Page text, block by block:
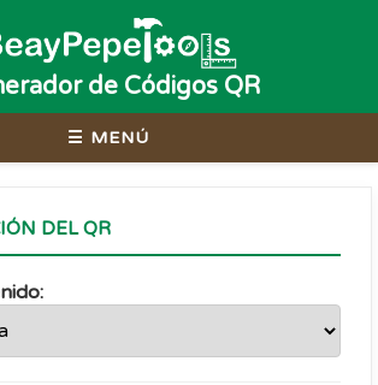
de Códigos QR
☰ MENÚ
DEL QR